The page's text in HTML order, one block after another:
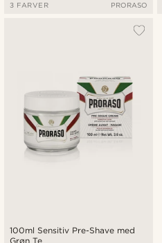
3 FARVER PRORASO
100ml Sensitiv Pre-Shave med
Grøn Te